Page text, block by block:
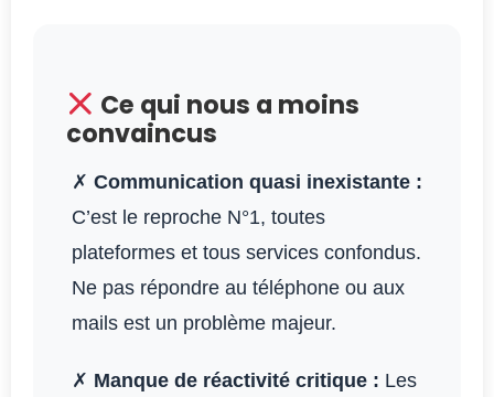
Ce qui nous a moins
convaincus
✗ Communication quasi inexistante :
C’est le reproche N°1, toutes
plateformes et tous services confondus.
Ne pas répondre au téléphone ou aux
mails est un problème majeur.
✗ Manque de réactivité critique : Les